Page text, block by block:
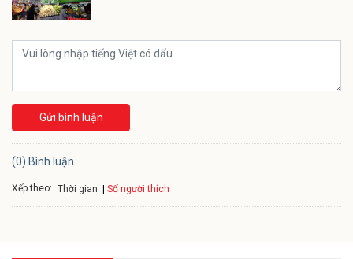
Gửi bình luận
(0) Bình luận
Xếp theo: Thời gian Số người thích